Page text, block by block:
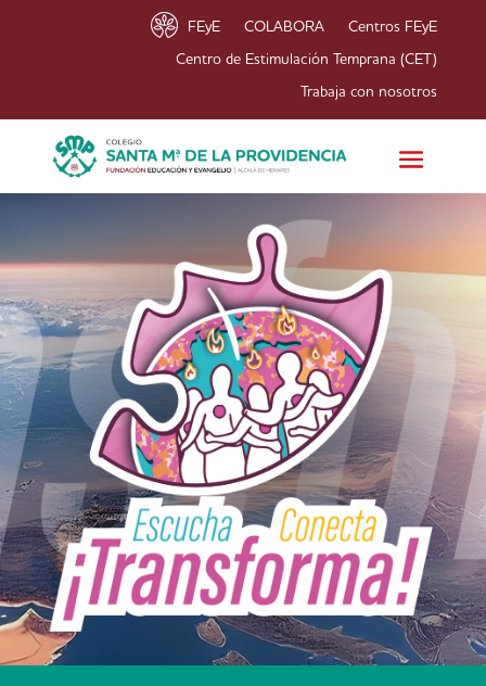
FEyE COLABORA Centros FEyE
Centro de Estimulación Temprana (CET)
Trabaja con nosotros